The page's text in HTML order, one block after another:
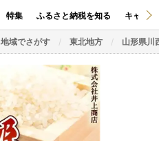
特集 ふるさと納税を知る キャン
地域でさがす 東北地方 山形県川